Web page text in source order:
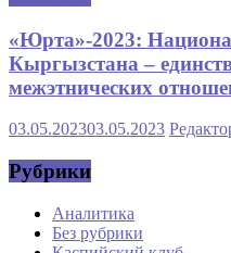
«Юрта»-2023:
Кыргызстана –
межэтнических
03.05.202303.05.2023
Рубрики
Аналитика
Без рубрики